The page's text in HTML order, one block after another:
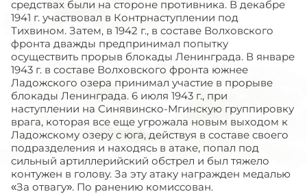
средствах были на стороне противника. В декабре
1941 г. участвовал в Контрнаступлении под
Тихвином. Затем, в 1942 г., в составе Волховского
фронта дважды предпринимал попытку
осуществить прорыв блокады Ленинграда. В январе
1943 г. в составе Волховского фронта южнее
Ладожского озера принимал участие в прорыве
блокады Ленинграда. 6 июля 1943 г., при
наступлении на Синявинско-Мгинскую группировку
врага, которая все еще угрожала новым выходом к
Ладожскому озеру с юга, действуя в составе своего
подразделения и находясь в атаке, попал под
сильный артиллерийский обстрел и был тяжело
контужен в голову. За эту атаку награжден медалью
«За отвагу». По ранению комиссован.